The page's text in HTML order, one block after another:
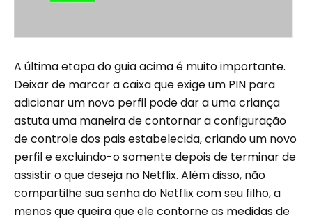
A última etapa do guia acima é muito importante.
Deixar de marcar a caixa que exige um PIN para
adicionar um novo perfil pode dar a uma criança
astuta uma maneira de contornar a configuração
de controle dos pais estabelecida, criando um novo
perfil e excluindo-o somente depois de terminar de
assistir o que deseja no Netflix. Além disso, não
compartilhe sua senha do Netflix com seu filho, a
menos que queira que ele contorne as medidas de